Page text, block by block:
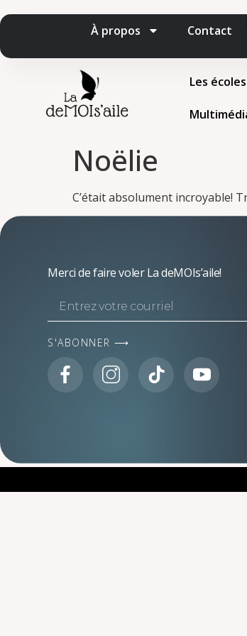
À propos Contact
Les écoles
Noëlie
C’était absolument incroyable!
Merci de faire voler La deMOIs’aile!
S'ABONNER ⟶